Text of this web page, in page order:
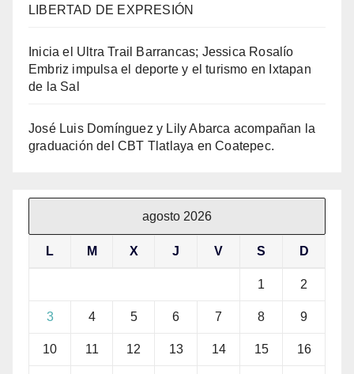
LIBERTAD DE EXPRESIÓN
Inicia el Ultra Trail Barrancas; Jessica Rosalío
Embriz impulsa el deporte y el turismo en Ixtapan
de la Sal
José Luis Domínguez y Lily Abarca acompañan la
graduación del CBT Tlatlaya en Coatepec.
agosto 2026
L M X J V S D
1 2
3 4 5 6 7 8 9
10 11 12 13 14 15 16